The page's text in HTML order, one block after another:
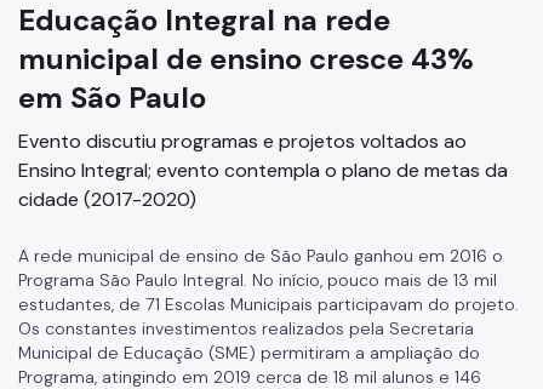
Educação Integral na rede
municipal de ensino cresce 43%
em São Paulo
Evento discutiu programas e projetos voltados ao
Ensino Integral; evento contempla o plano de metas da
cidade (2017-2020)
A rede municipal de ensino de São Paulo ganhou em 2016 o
Programa São Paulo Integral. No início, pouco mais de 13 mil
estudantes, de 71 Escolas Municipais participavam do projeto.
Os constantes investimentos realizados pela Secretaria
Municipal de Educação (SME) permitiram a ampliação do
Programa, atingindo em 2019 cerca de 18 mil alunos e 146